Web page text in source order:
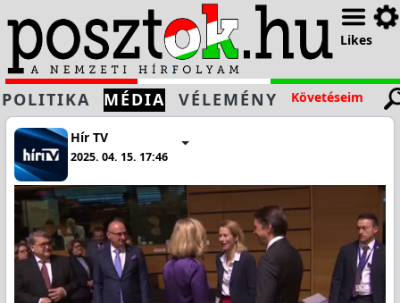
Likes
POLITIKA MÉDIA VÉLEMÉNY Követéseim
Hír TV
2025. 04. 15. 17:46